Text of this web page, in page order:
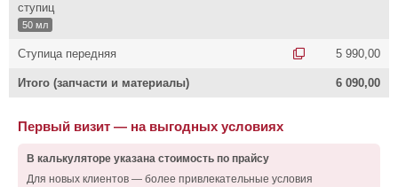
ступиц
50 мл
Ступица передняя 5 990,00
Итого (запчасти и материалы) 6 090,00
Первый визит — на выгодных условиях
В калькуляторе указана стоимость по прайсу
Для новых клиентов — более привлекательные условия